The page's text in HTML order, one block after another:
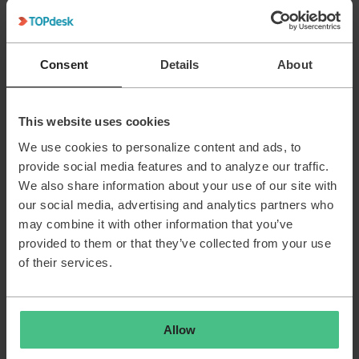
Consent Details About
This website uses cookies
We use cookies to personalize content and ads, to
provide social media features and to analyze our traffic.
We also share information about your use of our site with
our social media, advertising and analytics partners who
may combine it with other information that you’ve
provided to them or that they’ve collected from your use
of their services.
Allow
Ik heb nog niet gevonden waar dit aan te passen is. Mocht ik
het vinden zal ik het je laten weten. Misschien bij instellingen
=> ondersteunende bestanden => personen => aanpasbare
namen misschien?
1 person likes this
Dit zijn idd namen die aangepast kunnen worden naar wens.